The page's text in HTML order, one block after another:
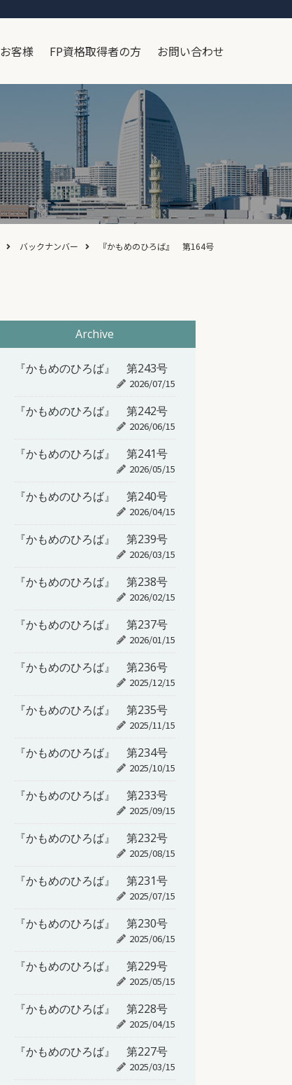
客様 FP資格取得者の方 お問い合わせ
バックナンバー 『かもめのひろば』 第164号
Archive
『かもめのひろば』 第243号
2026/07/15
『かもめのひろば』 第242号
2026/06/15
『かもめのひろば』 第241号
2026/05/15
『かもめのひろば』 第240号
2026/04/15
『かもめのひろば』 第239号
2026/03/15
『かもめのひろば』 第238号
2026/02/15
『かもめのひろば』 第237号
2026/01/15
『かもめのひろば』 第236号
2025/12/15
『かもめのひろば』 第235号
2025/11/15
『かもめのひろば』 第234号
2025/10/15
『かもめのひろば』 第233号
2025/09/15
『かもめのひろば』 第232号
2025/08/15
『かもめのひろば』 第231号
2025/07/15
『かもめのひろば』 第230号
2025/06/15
『かもめのひろば』 第229号
2025/05/15
『かもめのひろば』 第228号
2025/04/15
『かもめのひろば』 第227号
2025/03/15